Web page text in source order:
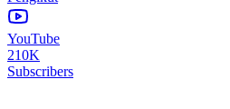
YouTube
210K
Subscribers